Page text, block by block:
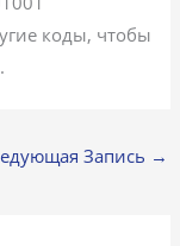
коды, чтобы
Запись →